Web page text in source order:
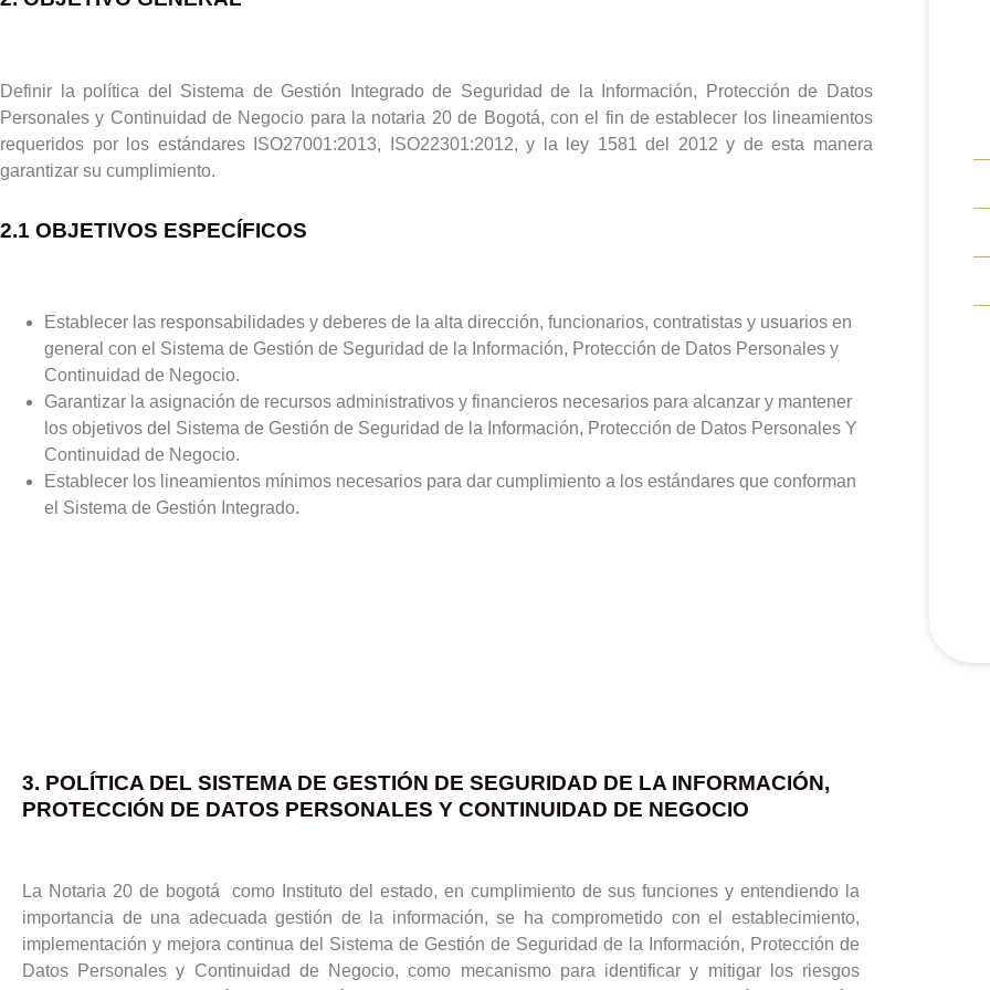
Definir la política del Sistema de Gestión Integrado de Seguridad de la Información, Protección de Datos
Personales y Continuidad de Negocio para la notaria 20 de Bogotá, con el fin de establecer los lineamientos
requeridos por los estándares ISO27001:2013, ISO22301:2012, y la ley 1581 del 2012 y de esta manera
garantizar su cumplimiento.
2.1 OBJETIVOS ESPECÍFICOS
Establecer las responsabilidades y deberes de la alta dirección, funcionarios, contratistas y usuarios en
general con el Sistema de Gestión de Seguridad de la Información, Protección de Datos Personales y
Continuidad de Negocio.
Garantizar la asignación de recursos administrativos y financieros necesarios para alcanzar y mantener
los objetivos del Sistema de Gestión de Seguridad de la Información, Protección de Datos Personales Y
Continuidad de Negocio.
Establecer los lineamientos mínimos necesarios para dar cumplimiento a los estándares que conforman
el Sistema de Gestión Integrado.
3. POLÍTICA DEL SISTEMA DE GESTIÓN DE SEGURIDAD DE LA INFORMACIÓN,
PROTECCIÓN DE DATOS PERSONALES Y CONTINUIDAD DE NEGOCIO
La Notaria 20 de bogotá como Instituto del estado, en cumplimiento de sus funciones y entendiendo la
importancia de una adecuada gestión de la información, se ha comprometido con el establecimiento,
implementación y mejora continua del Sistema de Gestión de Seguridad de la Información, Protección de
Datos Personales y Continuidad de Negocio, como mecanismo para identificar y mitigar los riesgos